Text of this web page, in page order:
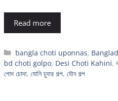
Read more
Categories
bangla choti uponnas,
bd choti golpo, Desi Choti Kahini,
পোদ চোদা, যোনি চুদার গল্প, যৌন গল্প